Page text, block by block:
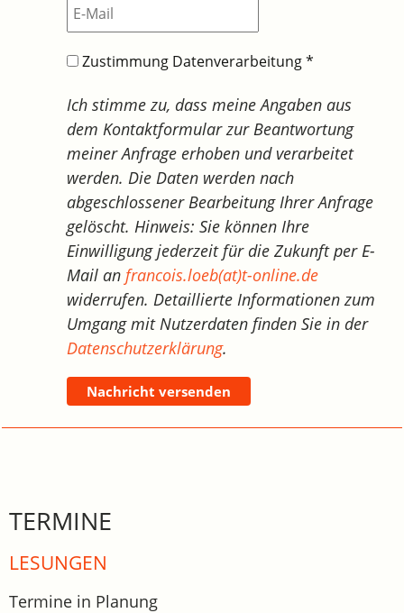
Zustimmung Datenverarbeitung*
Ich stimme zu, dass meine Angaben aus
dem Kontaktformular zur Beantwortung
meiner Anfrage erhoben und verarbeitet
werden. Die Daten werden nach
abgeschlossener Bearbeitung Ihrer Anfrage
gelöscht. Hinweis: Sie können Ihre
Einwilligung jederzeit für die Zukunft per E-
Mail anfrancois.loeb(at)t-online.de
widerrufen. Detaillierte Informationen zum
Umgang mit Nutzerdaten finden Sie in der
Datenschutzerklärung.
Nachricht versenden
TERMINE
LESUNGEN
Termine in Planung